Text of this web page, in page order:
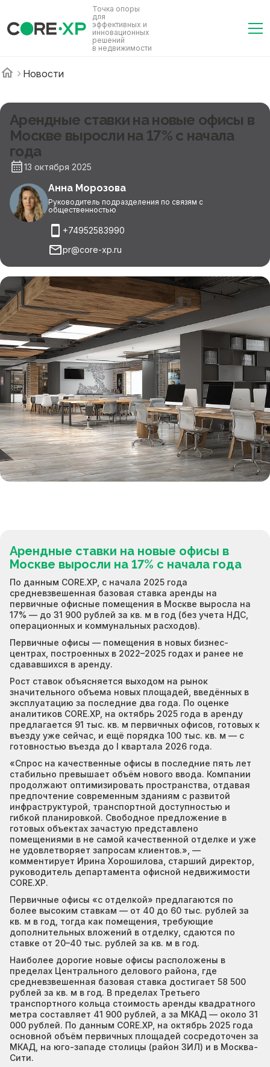
Точка опоры
для
эффективных и
инновационных
решений
в недвижимости
Новости
Арендные ставки на новые офисы в
Москве выросли на 17% с начала
года
13 октября 2025
Анна Морозова
Руководитель подразделения по связям с
общественностью
+74952583990
pr@core-xp.ru
Арендные ставки на новые офисы в
Москве выросли на 17% с начала года
По данным CORE.XP, с начала 2025 года
средневзвешенная базовая ставка аренды на
первичные офисные помещения в Москве выросла на
17% — до 31 900 рублей за кв. м в год (без учета НДС,
операционных и коммунальных расходов).
Первичные офисы — помещения в новых бизнес-
центрах, построенных в 2022–2025 годах и ранее не
сдававшихся в аренду.
Рост ставок объясняется выходом на рынок
значительного объема новых площадей, введённых в
эксплуатацию за последние два года. По оценке
аналитиков CORE.XP, на октябрь 2025 года в аренду
предлагается 91 тыс. кв. м первичных офисов, готовых к
въезду уже сейчас, и ещё порядка 100 тыс. кв. м — с
готовностью въезда до I квартала 2026 года.
«Спрос на качественные офисы в последние пять лет
стабильно превышает объём нового ввода. Компании
продолжают оптимизировать пространства, отдавая
предпочтение современным зданиям с развитой
инфраструктурой, транспортной доступностью и
гибкой планировкой. Свободное предложение в
готовых объектах зачастую представлено
помещениями в не самой качественной отделке и уже
не удовлетворяет запросам клиентов.», —
комментирует Ирина Хорошилова, старший директор,
руководитель департамента офисной недвижимости
CORE.XP.
Первичные офисы «с отделкой» предлагаются по
более высоким ставкам — от 40 до 60 тыс. рублей за
кв. м в год, тогда как помещения, требующие
дополнительных вложений в отделку, сдаются по
ставке от 20–40 тыс. рублей за кв. м в год.
Наиболее дорогие новые офисы расположены в
пределах Центрального делового района, где
средневзвешенная базовая ставка достигает 58 500
рублей за кв. м в год. В пределах Третьего
транспортного кольца стоимость аренды квадратного
метра составляет 41 900 рублей, а за МКАД — около 31
000 рублей. По данным CORE.XP, на октябрь 2025 года
основной объём первичных площадей сосредоточен за
МКАД, на юго-западе столицы (район ЗИЛ) и в Москва-
Сити.